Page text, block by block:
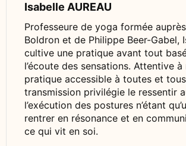
Isabelle AUREAU
Professeure de yoga formée
Boldron et de Philippe Beer-Gabel,
cultive une pratique avant tout
l’écoute des sensations. Attentive à
pratique accessible à toutes et
transmission privilégie le ressentir
l’exécution des postures n’étant
rentrer en résonance et en
ce qui vit en soi.